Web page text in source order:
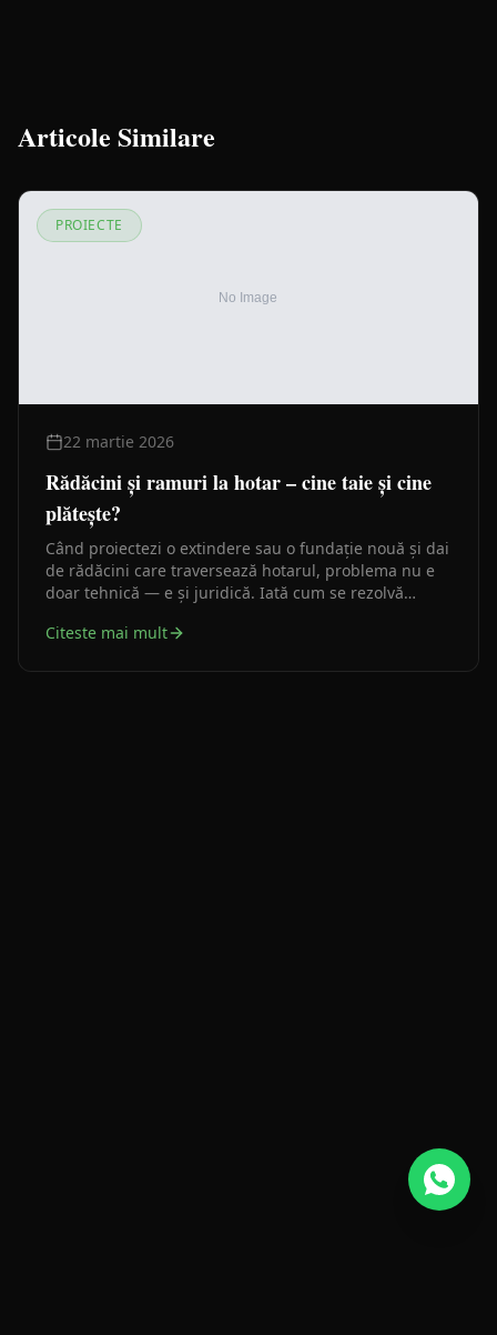
Articole Similare
PROIECTE
22 martie 2026
Rădăcini și ramuri la hotar – cine taie și cine
plătește?
Când proiectezi o extindere sau o fundație nouă și dai
de rădăcini care traversează hotarul, problema nu e
doar tehnică — e și juridică. Iată cum se rezolvă
Citeste mai mult